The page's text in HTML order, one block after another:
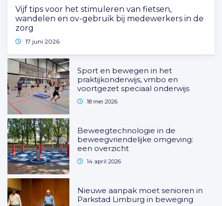
Vijf tips voor het stimuleren van fietsen,
wandelen en ov-gebruik bij medewerkers in de
zorg
17 juni 2026
Sport en bewegen in het
praktijkonderwijs, vmbo en
voortgezet speciaal onderwijs
18 mei 2026
Beweegtechnologie in de
beweegvriendelijke omgeving:
een overzicht
14 april 2026
Nieuwe aanpak moet senioren in
Parkstad Limburg in beweging